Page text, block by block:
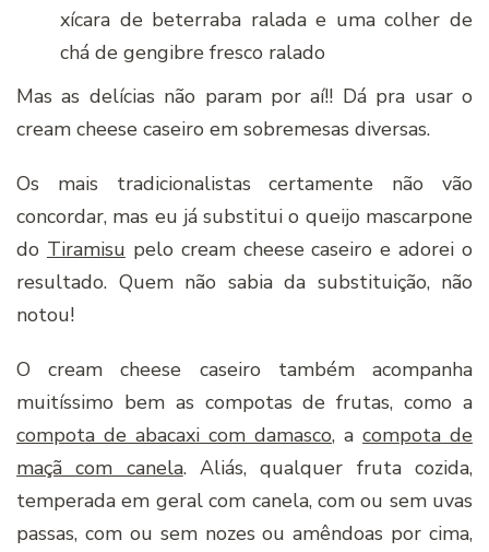
xícara de beterraba ralada e uma colher de
chá de gengibre fresco ralado
Mas as delícias não param por aí!! Dá pra usar o
cream cheese caseiro em sobremesas diversas.
Os mais tradicionalistas certamente não vão
concordar, mas eu já substitui o queijo mascarpone
do Tiramisu pelo cream cheese caseiro e adorei o
resultado. Quem não sabia da substituição, não
notou!
O cream cheese caseiro também acompanha
muitíssimo bem as compotas de frutas, como a
compota de abacaxi com damasco, a compota de
maçã com canela. Aliás, qualquer fruta cozida,
temperada em geral com canela, com ou sem uvas
passas, com ou sem nozes ou amêndoas por cima,